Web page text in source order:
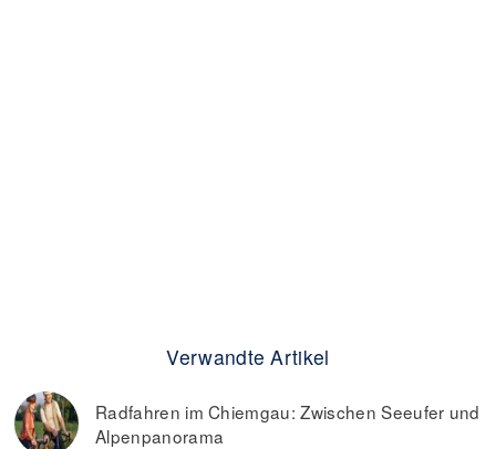
Verwandte Artikel
Radfahren im Chiemgau: Zwischen Seeufer und
Alpenpanorama